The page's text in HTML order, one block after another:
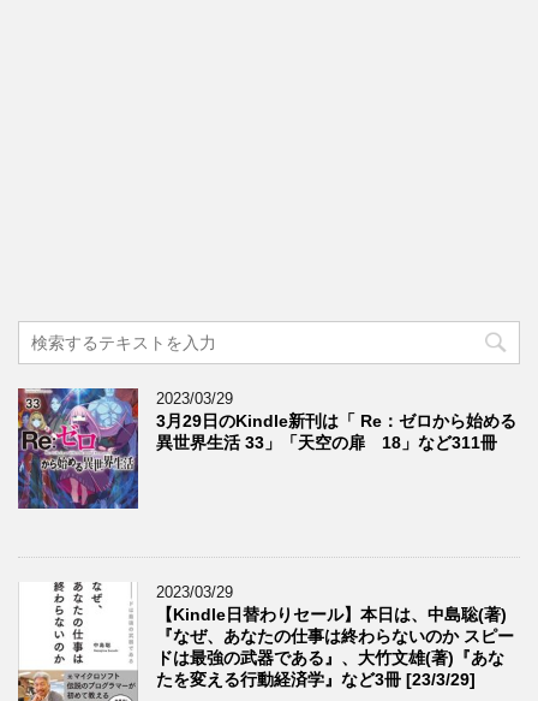
2023/03/29
3月29日のKindle新刊は「 Re：ゼロから始める
異世界生活 33」「天空の扉 18」など311冊
2023/03/29
【Kindle日替わりセール】本日は、中島聡(著)
『なぜ、あなたの仕事は終わらないのか スピー
ドは最強の武器である』、大竹文雄(著)『あな
たを変える行動経済学』など3冊 [23/3/29]